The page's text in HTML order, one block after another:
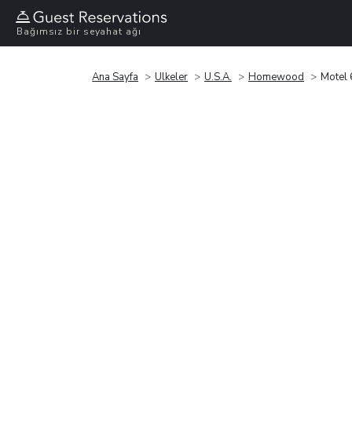
Bağımsız bir seyahat ağı
Ana Sayfa Ülkeler U.S.A. Homewood Motel